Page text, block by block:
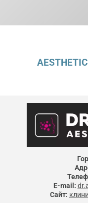
E-mail:
Сайт: